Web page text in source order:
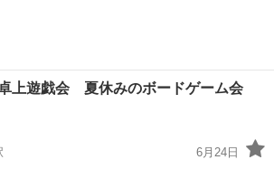
上遊戯会 夏休みのボードゲーム会
6月24日